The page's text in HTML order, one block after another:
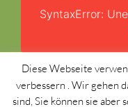
SyntaxError:
Diese Webseite
verbessern . Wir gehen
sind, Sie können sie aber